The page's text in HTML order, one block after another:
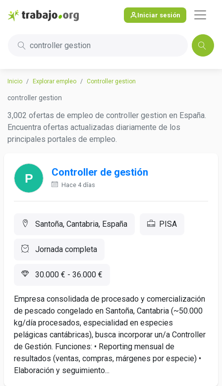
Iniciar sesión
controller gestion
Inicio Explorar empleo Controller gestion
controller gestion
3,002 ofertas de empleo de controller gestion en España.
Encuentra ofertas actualizadas diariamente de los
principales portales de empleo.
Controller de gestión
Hace 4 días
Santoña, Cantabria, España PISA
Jornada completa
30.000 € - 36.000 €
Empresa consolidada de procesado y comercialización
de pescado congelado en Santoña, Cantabria (~50.000
kg/día procesados, especialidad en especies
pelágicas cantábricas), busca incorporar un/a Controller
de Gestión. Funciones: • Reporting mensual de
resultados (ventas, compras, márgenes por especie) •
Elaboración y seguimiento...